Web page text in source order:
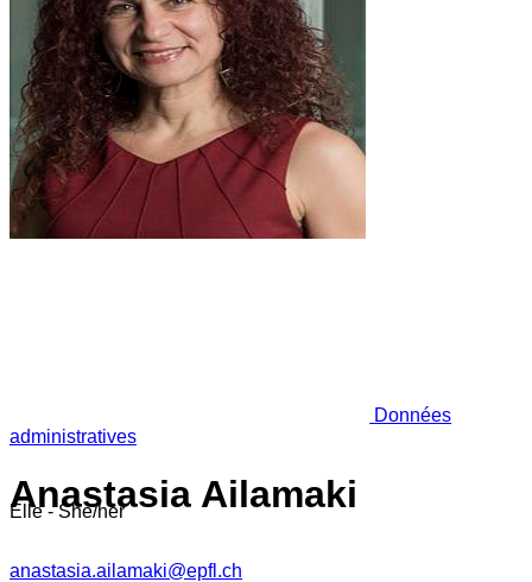
Données
administratives
Anastasia Ailamaki
Elle - She/her
anastasia.ailamaki@epfl.ch